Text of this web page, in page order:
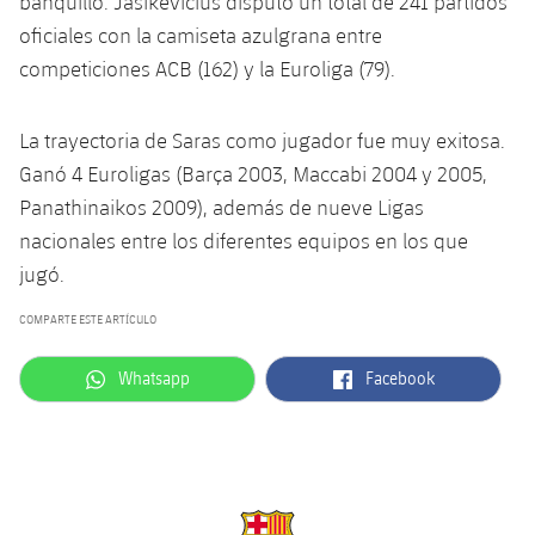
Jugadores
Fotos
Historia
Palmarés
Juvenil
Alevín
Noticias
Atletismo
plusicon
más
Masculino
Femenino
Actualidad
Jugadores
Clasificaciones
Hockey sobre hielo
plusicon
más
Actualidad
Calendario
Hockey hierba
plusicon
más
Hockey Hierba Masculino
Patinaje artístico
plusicon
más
Actualidad
Escuela de Patinaje
oficiales con la camiseta azulgrana entre
competiciones ACB (162) y la Euroliga (79).
La trayectoria de Saras como jugador fue muy exitosa.
Ganó 4 Euroligas (Barça 2003, Maccabi 2004 y 2005,
Panathinaikos 2009), además de nueve Ligas
nacionales entre los diferentes equipos en los que
jugó.
COMPARTE ESTE ARTÍCULO
label.aria.whatsapp
Whatsapp label.aria.facebook
Facebook